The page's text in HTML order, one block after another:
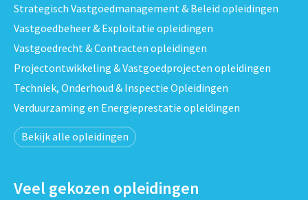
Strategisch Vastgoedmanagement & Beleid opleidingen
Vastgoedbeheer & Exploitatie opleidingen
Vastgoedrecht & Contracten opleidingen
Projectontwikkeling & Vastgoedprojecten opleidingen
Techniek, Onderhoud & Inspectie Opleidingen
Verduurzaming en Energieprestatie opleidingen
Bekijk alle opleidingen
Veel gekozen opleidingen